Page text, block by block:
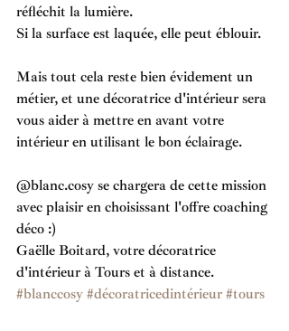
réfléchit la lumière.
Si la surface est laquée, elle peut éblouir.
Mais tout cela reste bien évidement un
métier, et une décoratrice d'intérieur sera
vous aider à mettre en avant votre
intérieur en utilisant le bon éclairage.
@blanc.cosy se chargera de cette mission
avec plaisir en choisissant l'offre coaching
déco :)
Gaëlle Boitard, votre décoratrice
d'intérieur à Tours et à distance.
#blanccosy #décoratricedintérieur #tours